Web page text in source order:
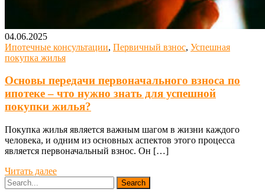
04.06.2025
Ипотечные консультации, Первичный взнос, Успешная
покупка жилья
Основы передачи первоначального взноса по
ипотеке – что нужно знать для успешной
покупки жилья?
Покупка жилья является важным шагом в жизни каждого
человека, и одним из основных аспектов этого процесса
является первоначальный взнос. Он […]
Читать далее